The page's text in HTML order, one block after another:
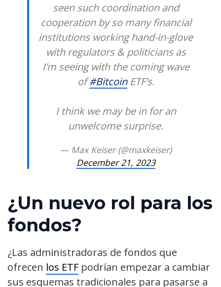
seen such coordination and
cooperation by so many financial
institutions working hand-in-glove
with regulators & politicians as
I’m seeing with the coming wave
of#BitcoinETF’s.
I think we may be in for an
unwelcome surprise.
— Max Keiser (@maxkeiser)
December 21, 2023
¿Un nuevo rol para los
fondos?
¿Las administradoras de fondos que
ofrecen los ETF podrían empezar a cambiar
sus esquemas tradicionales para pasarse a